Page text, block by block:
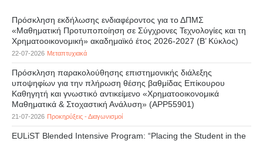
Πρόσκληση εκδήλωσης ενδιαφέροντος για το ΔΠΜΣ
«Μαθηματική Προτυποποίηση σε Σύγχρονες Τεχνολογίες και τη
Χρηματοοικονομική» ακαδημαϊκό έτος 2026-2027 (B’ Kύκλος)
22-07-2026 Μεταπτυχιακά
Πρόσκληση παρακολούθησης επιστημονικής διάλεξης
υποψηφίων για την πλήρωση θέσης βαθμίδας Επίκουρου
Καθηγητή και γνωστικό αντικείμενο «Χρηματοοικονομικά
Μαθηματικά & Στοχαστική Ανάλυση» (APP55901)
21-07-2026 Προκηρύξεις - Διαγωνισμοί
EULiST Blended Intensive Program: “Placing the Student in the